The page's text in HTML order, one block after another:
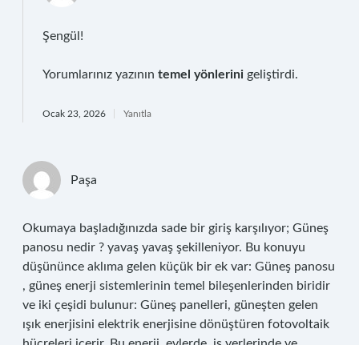
Şengül!
Yorumlarınız yazının temel yönlerini geliştirdi.
Ocak 23, 2026 Yanıtla
Paşa
Okumaya başladığınızda sade bir giriş karşılıyor; Güneş
panosu nedir ? yavaş yavaş şekilleniyor. Bu konuyu
düşününce aklıma gelen küçük bir ek var: Güneş panosu
, güneş enerji sistemlerinin temel bileşenlerinden biridir
ve iki çeşidi bulunur: Güneş panelleri, güneşten gelen
ışık enerjisini elektrik enerjisine dönüştüren fotovoltaik